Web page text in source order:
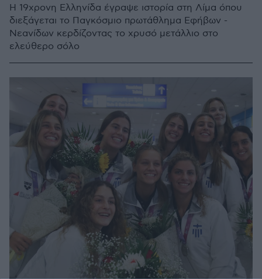
Η 19χρονη Ελληνίδα έγραψε ιστορία στη Λίμα όπου
διεξάγεται το Παγκόσμιο πρωτάθλημα Εφήβων -
Νεανίδων κερδίζοντας το χρυσό μετάλλιο στο
ελεύθερο σόλο